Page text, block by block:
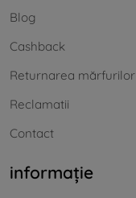
Blog
Cashback
Returnarea mărfurilor
Reclamatii
Contact
informație